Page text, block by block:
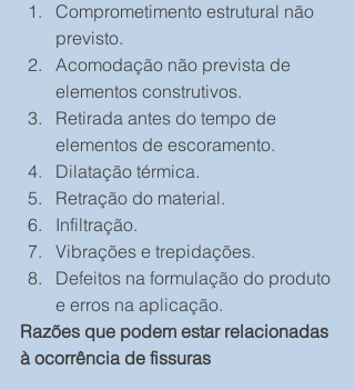
Comprometimento estrutural não
previsto.
Acomodação não prevista de
elementos construtivos.
Retirada antes do tempo de
elementos de escoramento.
Dilatação térmica.
Retração do material.
Infiltração.
Vibrações e trepidações.
Defeitos na formulação do produto
e erros na aplicação.
Razões que podem estar relacionadas
à ocorrência de fissuras